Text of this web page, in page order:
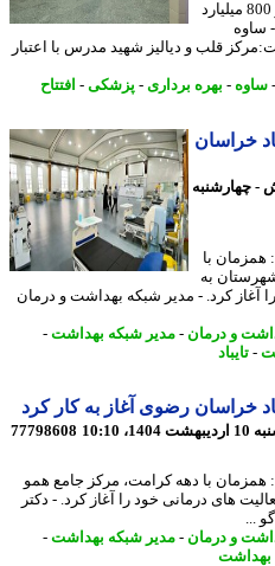
مرکز قلب و دیالیز شهید مدرس با اعتبار 800 میلیارد
و دیالیز شهید مدرس با اعتبار
-بهره برداری- پزشکی-افتتاح
با
به
کرد. - مدیر شبکه بهداشت و درمان
و درمان -مدیر شبکه بهداشت -
رضوی آغاز به کار کرد
77798608
با دهه کرامت، مرکز جامع همو
درمانی خود را آغاز کرد. - دکتر
و درمان -مدیر شبکه بهداشت -